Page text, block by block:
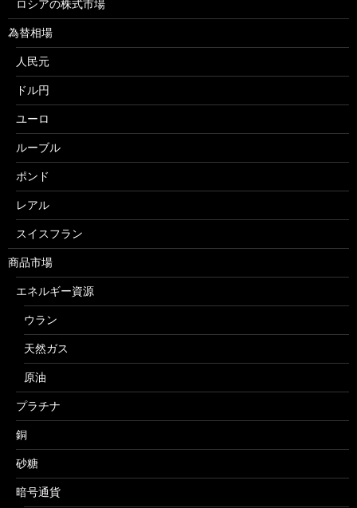
ロシアの株式市場
為替相場
人民元
ドル円
ユーロ
ルーブル
ポンド
レアル
スイスフラン
商品市場
エネルギー資源
ウラン
天然ガス
原油
プラチナ
銅
砂糖
暗号通貨